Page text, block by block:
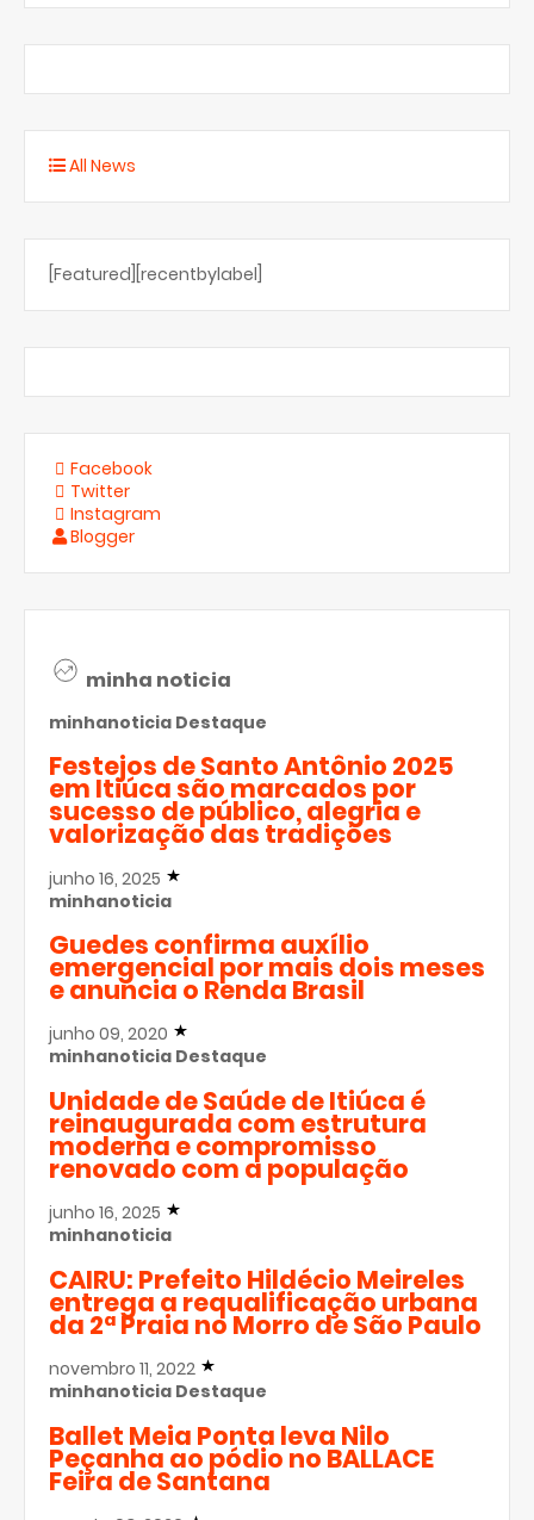
All News
[Featured][recentbylabel]
Facebook
Twitter
Instagram
Blogger
minha noticia
minhanoticia Destaque
Festejos de Santo Antônio 2025
em Itiúca são marcados por
sucesso de público, alegria e
valorização das tradições
junho 16, 2025
minhanoticia
Guedes confirma auxílio
emergencial por mais dois meses
e anuncia o Renda Brasil
junho 09, 2020
minhanoticia Destaque
Unidade de Saúde de Itiúca é
reinaugurada com estrutura
moderna e compromisso
renovado com a população
junho 16, 2025
minhanoticia
CAIRU: Prefeito Hildécio Meireles
entrega a requalificação urbana
da 2ª Praia no Morro de São Paulo
novembro 11, 2022
minhanoticia Destaque
Ballet Meia Ponta leva Nilo
Peçanha ao pódio no BALLACE
Feira de Santana